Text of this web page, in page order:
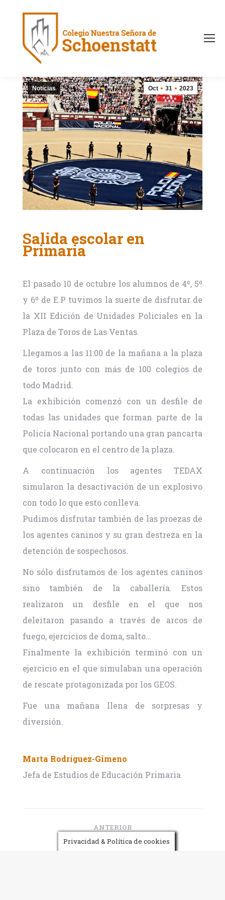
Oct 31 2023
Noticias
Salida escolar en
Primaria
El pasado 10 de octubre los alumnos de 4º, 5º
y 6º de E.P tuvimos la suerte de disfrutar de
la XII Edición de Unidades Policiales en la
Plaza de Toros de Las Ventas.
Llegamos a las 11:00 de la mañana a la plaza
de toros junto con más de 100 colegios de
todo Madrid.
La exhibición comenzó con un desfile de
todas las unidades que forman parte de la
Policía Nacional portando una gran pancarta
que colocaron en el centro de la plaza.
A continuación los agentes TEDAX
simularon la desactivación de un explosivo
con todo lo que esto conlleva.
Pudimos disfrutar también de las proezas de
los agentes caninos y su gran destreza en la
detención de sospechosos.
No sólo disfrutamos de los agentes caninos
sino también de la caballería. Estos
realizaron un desfile en el que nos
deleitaron pasando a través de arcos de
fuego, ejercicios de doma, salto…
Finalmente la exhibición terminó con un
ejercicio en el que simulaban una operación
de rescate protagonizada por los GEOS.
Fue una mañana llena de sorpresas y
diversión.
Marta Rodríguez-Gimeno
Jefa de Estudios de Educación Primaria
entre
publicaciones
ANTERIOR
PUBLICACIÓN
El orden y la belleza
Privacidad & Política de cookies